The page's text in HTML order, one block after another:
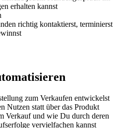
erhalten kannst
richtig kontaktierst, terminierst
zum Verkaufen entwickelst
Nutzen statt über das Produkt
Verkauf und wie Du durch deren
vervielfachen kannst